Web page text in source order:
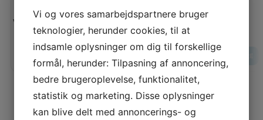
Vores pris:
33.995,00KR
LÆG I KURV
ANBEFALEDE PRODUKTER TIL DIG
Vi og vores samarbejdspartnere bruger
teknologier, herunder cookies, til at
indsamle oplysninger om dig til forskellige
formål, herunder: Tilpasning af annoncering,
bedre brugeroplevelse, funktionalitet,
statistik og marketing. Disse oplysninger
kan blive delt med annoncerings- og